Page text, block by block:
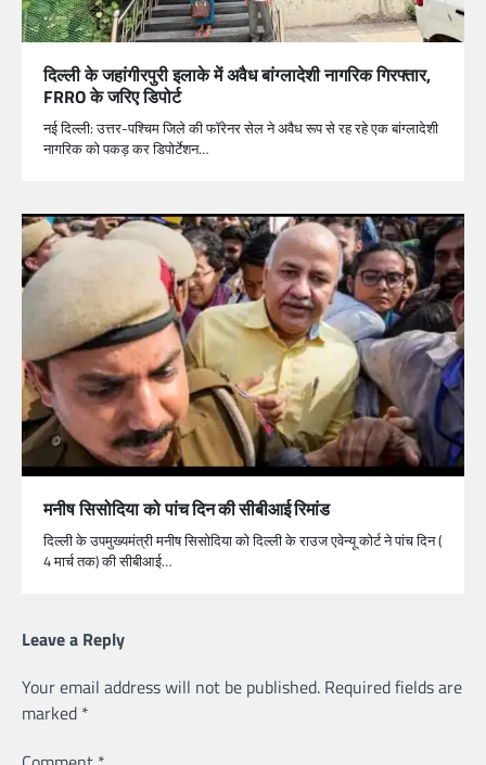
दिल्ली के जहांगीरपुरी इलाके में अवैध बांग्लादेशी नागरिक गिरफ्तार,
FRRO के जरिए डिपोर्ट
नई दिल्ली: उत्तर-पश्चिम जिले की फॉरेनर सेल ने अवैध रूप से रह रहे एक बांग्लादेशी
नागरिक को पकड़ कर डिपोर्टेशन…
मनीष सिसोदिया कोपांच दिन की सीबीआई रिमांड
दिल्ली के उपमुख्यमंत्री मनीष सिसोदिया को दिल्ली के राउज एवेन्यू कोर्ट ने पांच दिन (
4 मार्च तक) की सीबीआई…
Leave a Reply
Your email address will not be published. Required fields are
marked *